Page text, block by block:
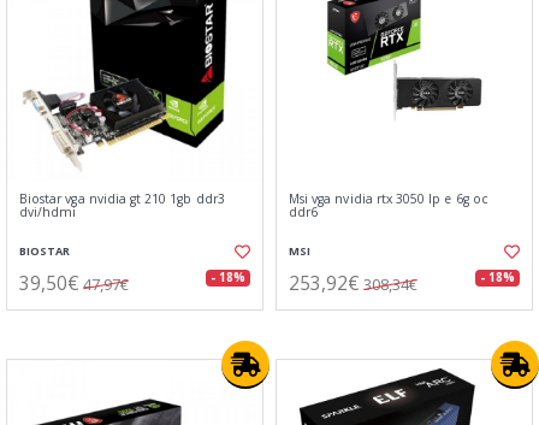
Biostar vga nvidia gt 210 1gb ddr3
dvi/hdmi
BIOSTAR
39,50€ 47,97€ - 18%
Msi vga nvidia rtx 3050 lp e 6g oc
ddr6
MSI
253,92€ 308,34€ - 18%